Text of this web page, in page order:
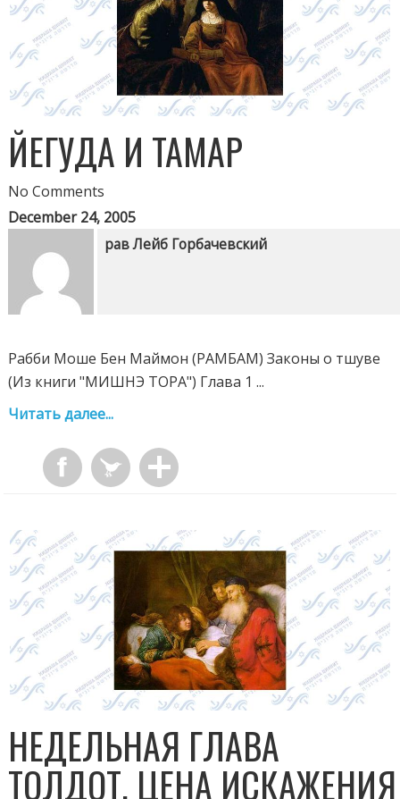
ЙЕГУДА И ТАМАР
No Comments
December 24, 2005
рав Лейб Горбачевский
Рабби Моше Бен Маймон (РАМБАМ) Законы о тшуве
(Из книги "МИШНЭ ТОРА") Глава 1 ...
Читать далее...
НЕДЕЛЬНАЯ ГЛАВА
ТОЛДОТ. ЦЕНА ИСКАЖЕНИЯ